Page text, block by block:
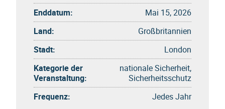
Enddatum:
Mai 15, 2026
Land:
Großbritannien
Stadt:
London
Kategorie der
Veranstaltung:
nationale Sicherheit,
Sicherheitsschutz
Frequenz:
Jedes Jahr